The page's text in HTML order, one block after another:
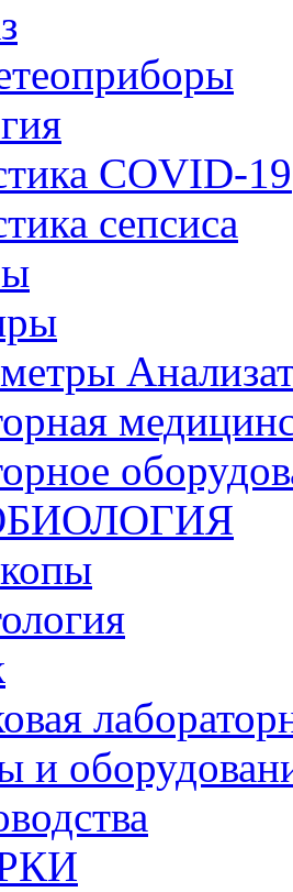
COVID-19
сепсиса
и